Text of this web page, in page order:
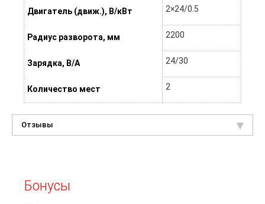
Двигатель (движ.), В/кВт 2×24/0.5
Радиус разворота, мм 2200
Зарядка, В/А 24/30
Количество мест 2
Отзывы
Бонусы